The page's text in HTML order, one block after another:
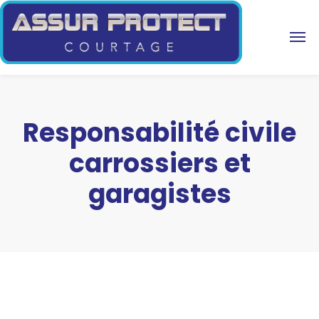
Responsabilité civile
carrossiers et
garagistes